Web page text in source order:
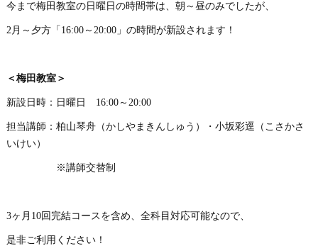
今まで梅田教室の日曜日の時間帯は、朝～昼のみでしたが、
2月～夕方「16:00～20:00」の時間が新設されます！
＜梅田教室＞
新設日時：日曜日 16:00～20:00
担当講師：柏山琴舟（かしやまきんしゅう）・小坂彩逕（こさかさ
いけい）
※講師交替制
3ヶ月10回完結コースを含め、全科目対応可能なので、
是非ご利用ください！